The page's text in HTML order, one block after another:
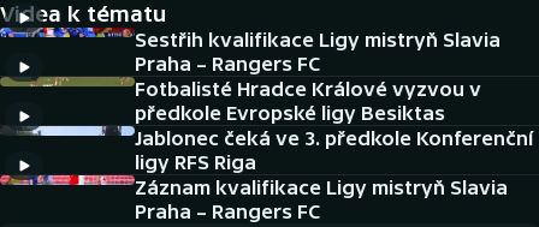
Atletika
Cyklistika
DALŠÍ SPORTY
Americký fotbal
NEPŘEHLÉDNĚTE
Videa k tématu
Sestřih kvalifikace Ligy mistryň Slavia
Praha – Rangers FC
Fotbalisté Hradce Králové vyzvou v
předkole Evropské ligy Besiktas
Jablonec čeká ve 3. předkole Konferenční
ligy RFS Riga
Záznam kvalifikace Ligy mistryň Slavia
Praha – Rangers FC